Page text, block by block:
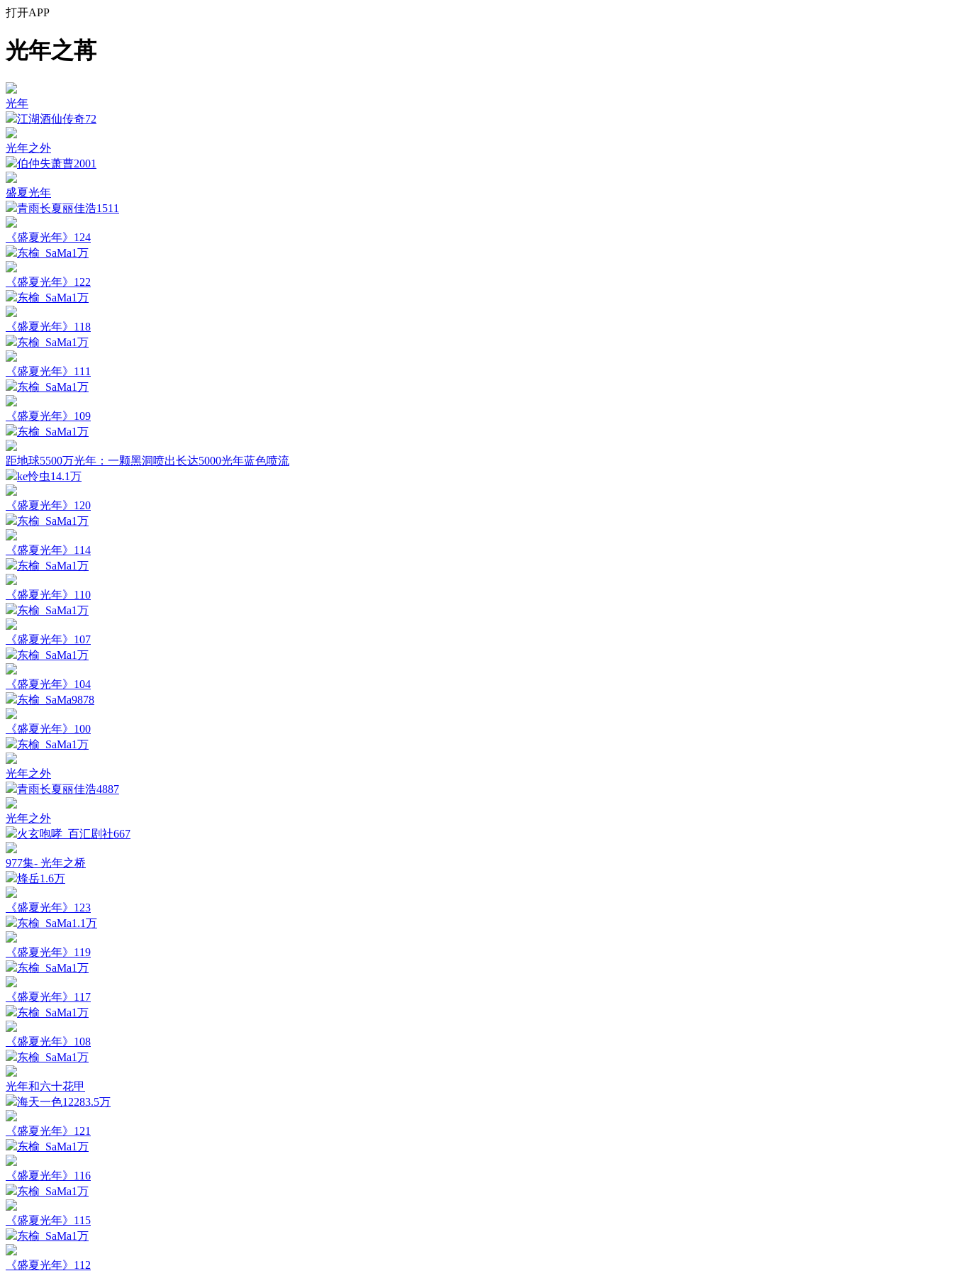
打开APP
光年之苒
光年
江湖酒仙传奇72
光年之外
伯仲失萧曹2001
盛夏光年
青雨长夏丽佳浩1511
《盛夏光年》124
东榆_SaMa1万
《盛夏光年》122
东榆_SaMa1万
《盛夏光年》118
东榆_SaMa1万
《盛夏光年》111
东榆_SaMa1万
《盛夏光年》109
东榆_SaMa1万
距地球5500万光年：一颗黑洞喷出长达5000光年蓝色喷流
ke怜虫14.1万
《盛夏光年》120
东榆_SaMa1万
《盛夏光年》114
东榆_SaMa1万
《盛夏光年》110
东榆_SaMa1万
《盛夏光年》107
东榆_SaMa1万
《盛夏光年》104
东榆_SaMa9878
《盛夏光年》100
东榆_SaMa1万
光年之外
青雨长夏丽佳浩4887
光年之外
火玄咆哮_百汇剧社667
977集- 光年之桥
烽岳1.6万
《盛夏光年》123
东榆_SaMa1.1万
《盛夏光年》119
东榆_SaMa1万
《盛夏光年》117
东榆_SaMa1万
《盛夏光年》108
东榆_SaMa1万
光年和六十花甲
海天一色12283.5万
《盛夏光年》121
东榆_SaMa1万
《盛夏光年》116
东榆_SaMa1万
《盛夏光年》115
东榆_SaMa1万
《盛夏光年》112